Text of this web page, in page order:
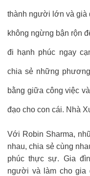
thành người lớn và già
không ngừng bận rộn
đi hạnh phúc ngay
chia sẻ những
bằng giữa công việc
đạo cho con cái. Nhà
Với Robin Sharma,
nhau, chia sẻ cùng
phúc thực sự. Gia
người và làm cho gia